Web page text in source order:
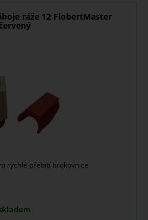
ráže 12 FlobertMaster
červený
rychlé přebití brokovnice